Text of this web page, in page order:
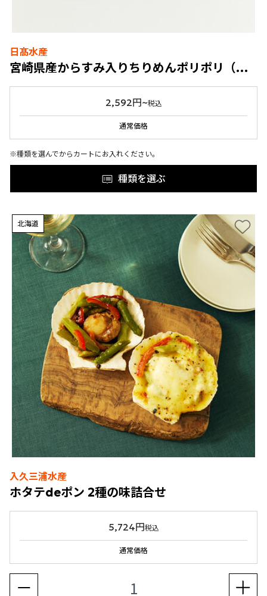
日髙水産
宮崎県産からすみ入りちりめんポリポリ（プレーン・燻製）
2,592円~税込
通常価格
※種類を選んでからカートにお入れください。
種類を選ぶ
北海道
入久三浦水産
ホタテdeポン 2種の味詰合せ
5,724円税込
通常価格